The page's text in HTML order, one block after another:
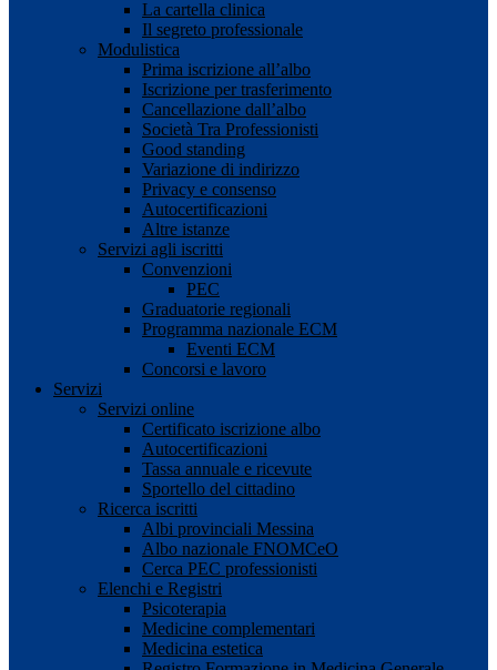
La cartella clinica
Il segreto professionale
Modulistica
Prima iscrizione all’albo
Iscrizione per trasferimento
Cancellazione dall’albo
Società Tra Professionisti
Good standing
Variazione di indirizzo
Privacy e consenso
Autocertificazioni
Altre istanze
Servizi agli iscritti
Convenzioni
PEC
Graduatorie regionali
Programma nazionale ECM
Eventi ECM
Concorsi e lavoro
Servizi
Servizi online
Certificato iscrizione albo
Autocertificazioni
Tassa annuale e ricevute
Sportello del cittadino
Ricerca iscritti
Albi provinciali Messina
Albo nazionale FNOMCeO
Cerca PEC professionisti
Elenchi e Registri
Psicoterapia
Medicine complementari
Medicina estetica